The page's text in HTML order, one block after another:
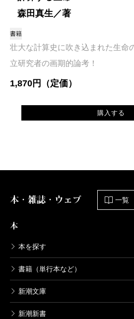
森田真生／著
書籍
壮大な計算史に吹き込まれた生命
立研究者の画期的論考！
1,870円（定価）
購入する
本・雑誌・ウェブ 一覧
本
本を探す
書籍（単行本など）
新潮文庫
新潮新書